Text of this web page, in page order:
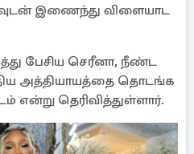
இணைந்து விளையாட
பேசிய செரீனா, நீண்ட
அத்தியாயத்தை தொடங்க
என்று தெரிவித்துள்ளார்.